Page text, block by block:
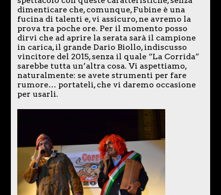
dimenticare che, comunque, Fubine è una
fucina di talenti e, vi assicuro, ne avremo la
prova tra poche ore. Per il momento posso
dirvi che ad aprire la serata sarà il campione
in carica, il grande Dario Biollo, indiscusso
vincitore del 2015, senza il quale “La Corrida”
sarebbe tutta un’altra cosa. Vi aspettiamo,
naturalmente: se avete strumenti per fare
rumore… portateli, che vi daremo occasione
per usarli.